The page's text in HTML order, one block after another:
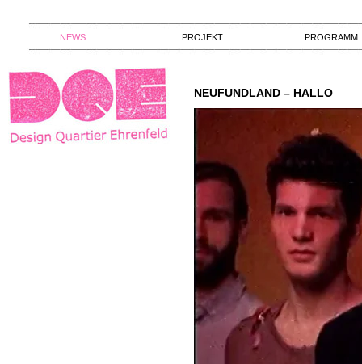
NEWS PROJEKT PROGRAMM
NEUFUNDLAND – HALLO